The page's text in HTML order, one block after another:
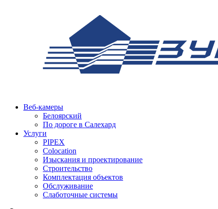
Веб-камеры
Белоярский
По дороге в Салехард
Услуги
PIPEX
Colocation
Изыскания и проектирование
Строительство
Комплектация объектов
Обслуживание
Слаботочные системы